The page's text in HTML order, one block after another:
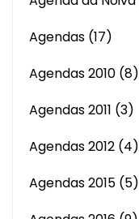
Agendas (17)
Agendas 2010 (8)
Agendas 2011 (3)
Agendas 2012 (4)
Agendas 2015 (5)